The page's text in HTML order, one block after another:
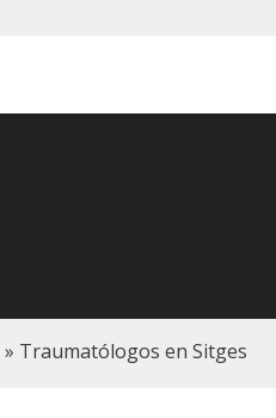
» Traumatólogos en Sitges